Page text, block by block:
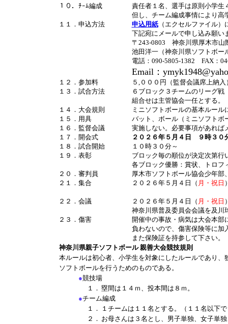
１０．ﾁｰﾑ編成
責任者１名、選手は原則小学生
但し、チーム編成事情により高
１１．申込方法
申込用紙（エクセルファイル）
下記宛にメールで申し込み願い
〒243-0803 神奈川県厚木市山
池田洋一（神奈川県ソフトボー
電話：090-5805-1382 FAX：
Email：
１２．参加料
５,０００円（監督会議席上納入
１３．試合方法
６ブロック３チームのリーグ
組合せは主管協会一任とする。
１４．大会規則
ミニソフトボールの基本ルー
１５．用具
バット、ボール（ミニソフトボ
１６．監督会議
実施しない。必要事項があれば
１７．開会式
２０２６年５月４日 ９時３０
１８．試合開始
１０時３０分～
１９．表彰
ブロック毎の順位が決定次第行
各ブロック優勝：賞状、トロ
２０．審判員
厚木市ソフトボール協会少年部
２１．集合
２０２６年５月４日（ 月・祝日
２２．会議 ２０２６年５月４日（ 月・祝日
神奈川県普及委員会会議を及川
２３．傷害
開催中の事故・病気は大会本部
負わないので、傷害保険等に加
また保険証を持参して下さい。
神奈川県親子ソフトボール 親善大会競技規則
本ルールは初心者、小学生を対象にしたルールであり
ソフトボールを行うためのものである。
●競技場
１． 塁間は１４ｍ、投本間は８ｍ。
●チーム編成
１．
１チームは１１名とする。（１１名以下
２． お母さんは３名とし、男子単独、女子単